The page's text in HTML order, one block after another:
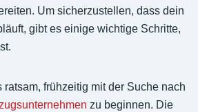
Um sicherzustellen, dass dein
gibt es einige wichtige Schritte,
frühzeitig mit der Suche nach
zu beginnen. Die